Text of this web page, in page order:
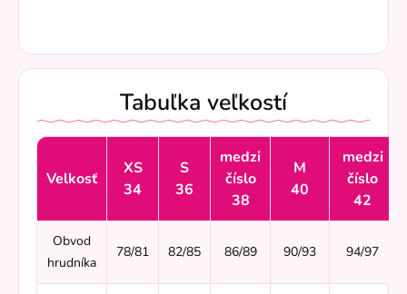
Tabuľka veľkostí
Velkosť
XS
34
S
36
medzi
číslo
38
M
40
medzi
číslo
42
Obvod
hrudníka
78/81 82/85 86/89 90/93 94/97